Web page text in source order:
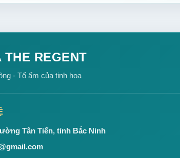
THE REGENT
- Tổ ấm của tinh hoa
Tân Tiến, tỉnh Bắc Ninh